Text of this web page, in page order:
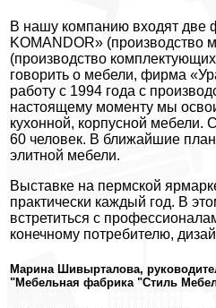
В нашу компанию входят две
KOMANDOR» (производство
(производство
говорить о мебели, фирма
работу с 1994 года с
настоящему моменту мы
кухонной, корпусной
60 человек. В ближайшие
элитной мебели.
Выставке на пермской
практически каждый год. В
встретиться с
конечному потребителю,
Марина Шивырталова,
"Мебельная фабрика "Стиль